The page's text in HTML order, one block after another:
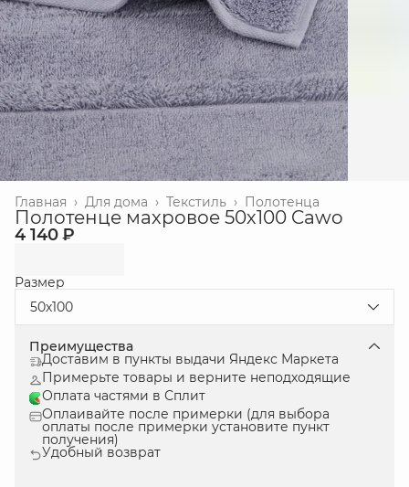
Полотенца
Текстиль ›
Для дома ›
Главная ›
Полотенце махровое 50х100 Cawo
4 140 ₽
Размер
50х100
Преимущества
Доставим в пункты выдачи Яндекс Маркета
Примерьте товары и верните неподходящие
Оплата частями в Сплит
Оплаивайте после примерки (для выбора
оплаты после примерки установите пункт
получения)
Удобный возврат